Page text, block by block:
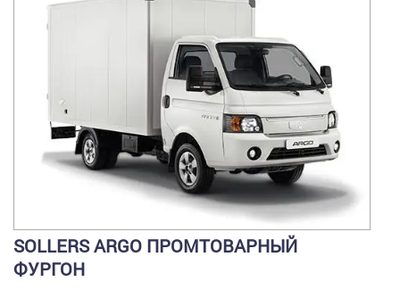
SOLLERS ARGO ПРОМТОВАРНЫЙ
ФУРГОН